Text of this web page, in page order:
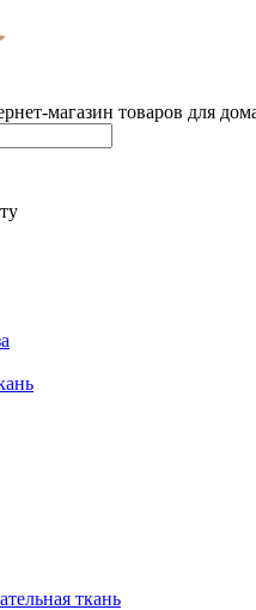
магазин товаров для
ткань